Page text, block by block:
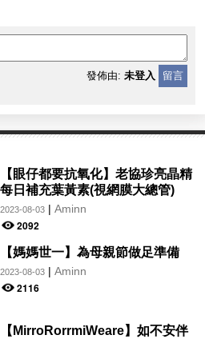
發佈由: 未登入 留言
【眼仔都要抗氧化】老協珍亮晶精
每日補充葉黃素(視網膜大總管)
2023-08-03| Aminn
2092
【媽媽世一】為母親節做足準備
2023-08-03| Aminn
2116
【MirroRorrmiWeare】如不安伴